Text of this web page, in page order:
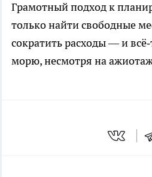
Грамотный подход к
только найти свободные
сократить расходы — и
морю, несмотря на